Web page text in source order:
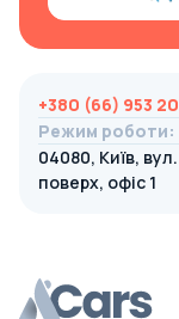
+380 (66) 953
Режим роботи:
04080, Київ,
поверх, офіс 1